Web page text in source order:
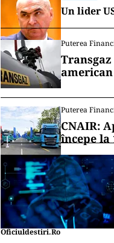
Un lider
Puterea
Puterea
CNAIR:
începe la
Oficiuldestiri.ro